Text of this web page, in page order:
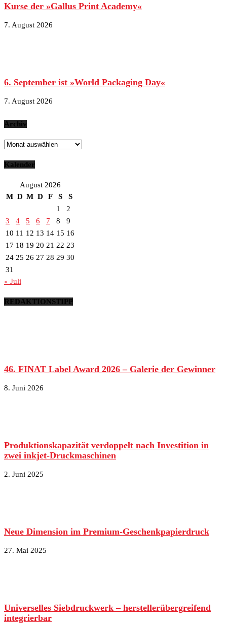
Kurse der »Gallus Print Academy«
7. August 2026
6. September ist »World Packaging Day«
7. August 2026
Archiv
Archiv
Kalender
August 2026
M D M D F S
S
1
2
3
4 5 6 7 8
9
10 11 12 13 14 15 16
17 18 19 20 21 22 23
24 25 26 27 28 29 30
31
« Juli
REDAKTIONSTIPP
46. FINAT Label Award 2026 – Galerie der Gewinner
8. Juni 2026
Produktionskapazität verdoppelt nach Investition in
zwei inkjet-Druckmaschinen
2. Juni 2025
Neue Dimension im Premium-Geschenkpapierdruck
27. Mai 2025
Universelles Siebdruckwerk – herstellerübergreifend
integrierbar